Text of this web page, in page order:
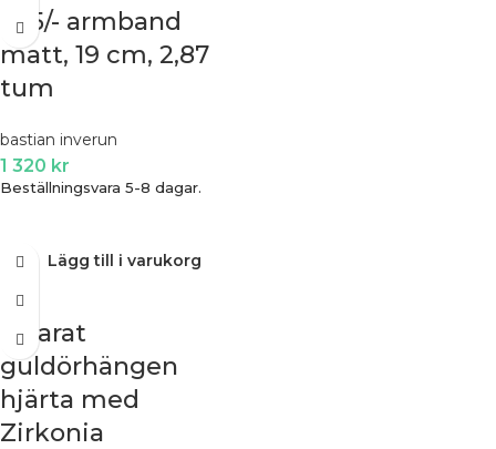
925/- armband
matt, 19 cm, 2,87
tum
bastian inverun
1 320 kr
Beställningsvara 5-8 dagar.
Lägg till i varukorg
8 karat
guldörhängen
hjärta med
Zirkonia